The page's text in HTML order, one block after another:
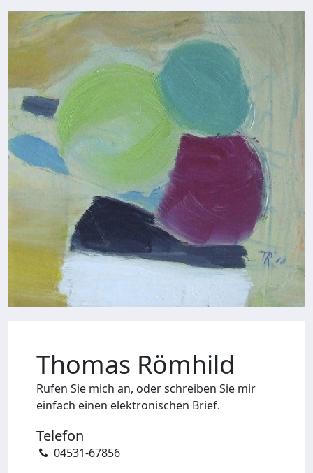
Thomas Römhild
Rufen Sie mich an, oder schreiben Sie mir
einfach einen elektronischen Brief.
Telefon
04531-67856